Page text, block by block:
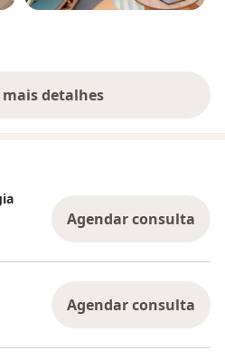
detalhes
sobre a experiência
Agendar consulta
Agendar consulta